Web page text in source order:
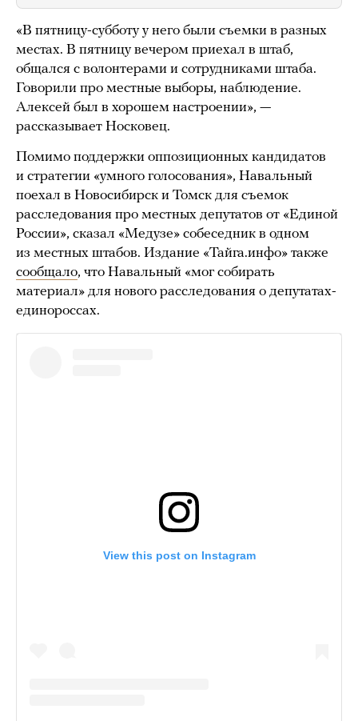
«В пятницу-субботу у него были съемки в разных
местах. В пятницу вечером приехал в штаб,
общался с волонтерами и сотрудниками штаба.
Говорили про местные выборы, наблюдение.
Алексей был в хорошем настроении», —
рассказывает Носковец.
Помимо поддержки оппозиционных кандидатов
и стратегии «умного голосования», Навальный
поехал в Новосибирск и Томск для съемок
расследования про местных депутатов от «Единой
России», сказал «Медузе» собеседник в одном
из местных штабов. Издание «Тайга.инфо» также
сообщало, что Навальный «мог собирать
материал» для нового расследования о депутатах-
единороссах.